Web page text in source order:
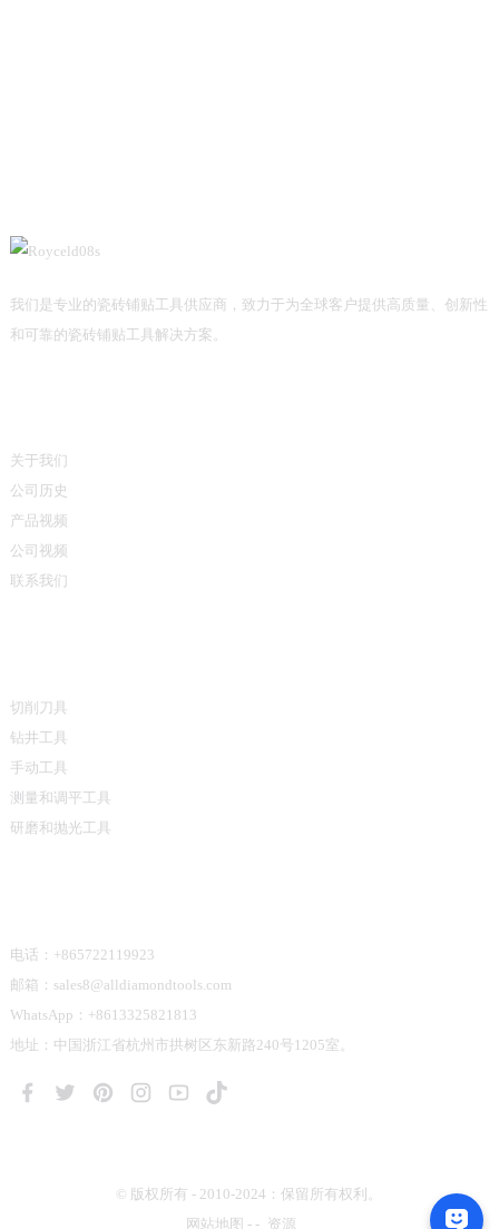
我们是专业的瓷砖铺贴工具供应商，致力于为全球客户提供高质量、创新性
和可靠的瓷砖铺贴工具解决方案。
关于我们
公司历史
产品视频
公司视频
联系我们
切削刀具
钻井工具
手动工具
测量和调平工具
研磨和抛光工具
电话：+865722119923
邮箱：sales8@alldiamondtools.com
WhatsApp：+8613325821813
地址：中国浙江省杭州市拱树区东新路240号1205室。
© 版权所有 - 2010-2024：保留所有权利。
网站地图 - - 资源